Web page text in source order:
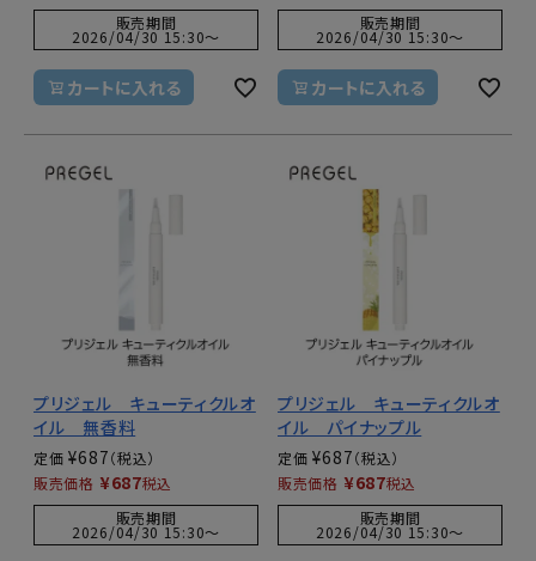
販売期間
2026/04/30 15:30〜
カートに入れる
販売期間
2026/04/30 15:30〜
カートに入れる
プリジェル キューティクルオ
イル 無香料
定価 ¥687
販売価格 ¥687税込
販売期間
2026/04/30 15:30〜
プリジェル キューティクルオ
イル パイナップル
定価 ¥687
販売価格 ¥687税込
販売期間
2026/04/30 15:30〜